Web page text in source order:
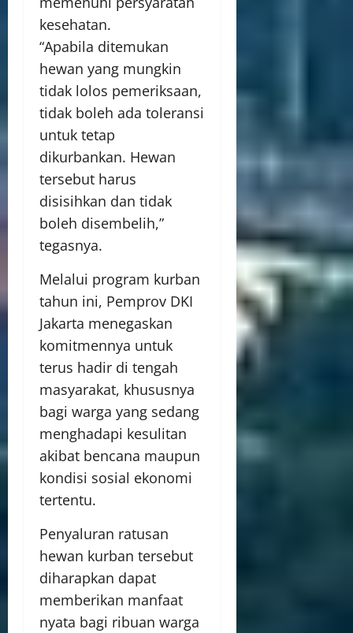
kesehatan.
“Apabila ditemukan
hewan yang mungkin
tidak lolos pemeriksaan,
tidak boleh ada toleransi
untuk tetap
dikurbankan. Hewan
tersebut harus
disisihkan dan tidak
boleh disembelih,”
tegasnya.
Melalui program kurban
tahun ini, Pemprov DKI
Jakarta menegaskan
komitmennya untuk
terus hadir di tengah
masyarakat, khususnya
bagi warga yang sedang
menghadapi kesulitan
akibat bencana maupun
kondisi sosial ekonomi
tertentu.
Penyaluran ratusan
hewan kurban tersebut
diharapkan dapat
memberikan manfaat
nyata bagi ribuan warga